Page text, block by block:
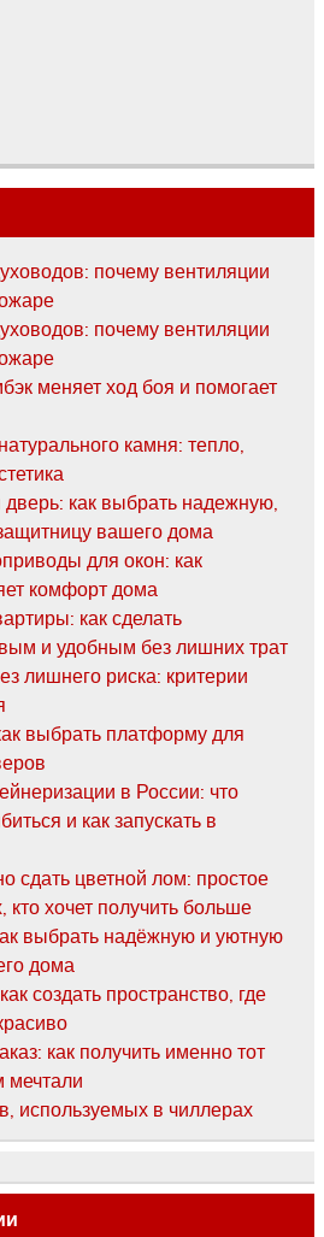
почему вентиляции
почему вентиляции
меняет ход боя и помогает
камня: тепло,
как выбрать надежную,
вашего дома
для окон: как
комфорт дома
как сделать
и удобным без лишних трат
лишнего риска: критерии
выбрать платформу для
в России: что
и как запускать в
сдать цветной лом: простое
кто хочет получить больше
выбрать надёжную и уютную
дома
создать пространство, где
как получить именно тот
мечтали
используемых в чиллерах